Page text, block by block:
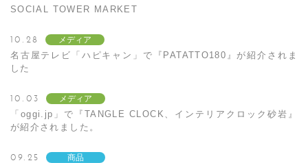
SOCIAL TOWER MARKET
10.28 メディア
名古屋テレビ「ハピキャン」で『PATATTO180』が紹介されま
した
10.03 メディア
「oggi.jp」で『TANGLE CLOCK、インテリアクロック砂岩』
が紹介されました。
09.25 商品